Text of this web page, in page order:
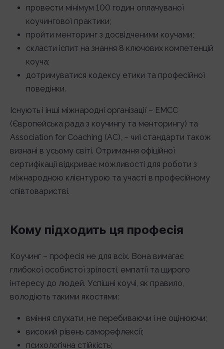
провести мінімум 100 годин оплачуваної
коучингової практики;
пройти менторинг з досвідченими коучами;
скласти іспит на знання 8 ключових компетенцій
коуча;
дотримуватися кодексу етики та професійної
поведінки.
Існують і інші міжнародні організації – EMCC
(Європейська рада з коучингу та менторингу) та
Association for Coaching (AC), – чиї стандарти також
визнані в усьому світі. Отримання офіційної
сертифікації відкриває можливості для роботи з
міжнародною клієнтурою та участі в професійному
співтоваристві.
Кому підходить ця професія
Коучинг – професія не для всіх. Вона вимагає
глибокої особистої зрілості, емпатії та щирого
інтересу до людей. Успішні коучі, як правило,
володіють такими якостями:
вміння слухати, не перебиваючи і не оцінюючи;
високий рівень саморефлексії;
психологічна стійкість;